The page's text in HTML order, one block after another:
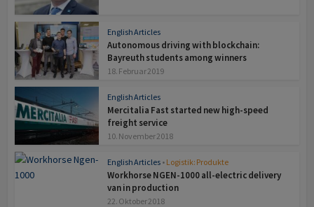
English Articles
Autonomous driving with blockchain:
Bayreuth students among winners
18. Februar 2019
English Articles
Mercitalia Fast started new high-speed
freight service
10. November 2018
English Articles • Logistik: Produkte
Workhorse NGEN-1000 all-electric delivery
van in production
22. Oktober 2018